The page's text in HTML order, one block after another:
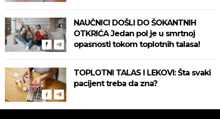
NAUČNICI DOŠLI DO ŠOKANTNIH
OTKRIĆA Jedan pol je u smrtnoj
opasnosti tokom toplotnih talasa!
TOPLOTNI TALAS I LEKOVI: Šta svaki
pacijent treba da zna?